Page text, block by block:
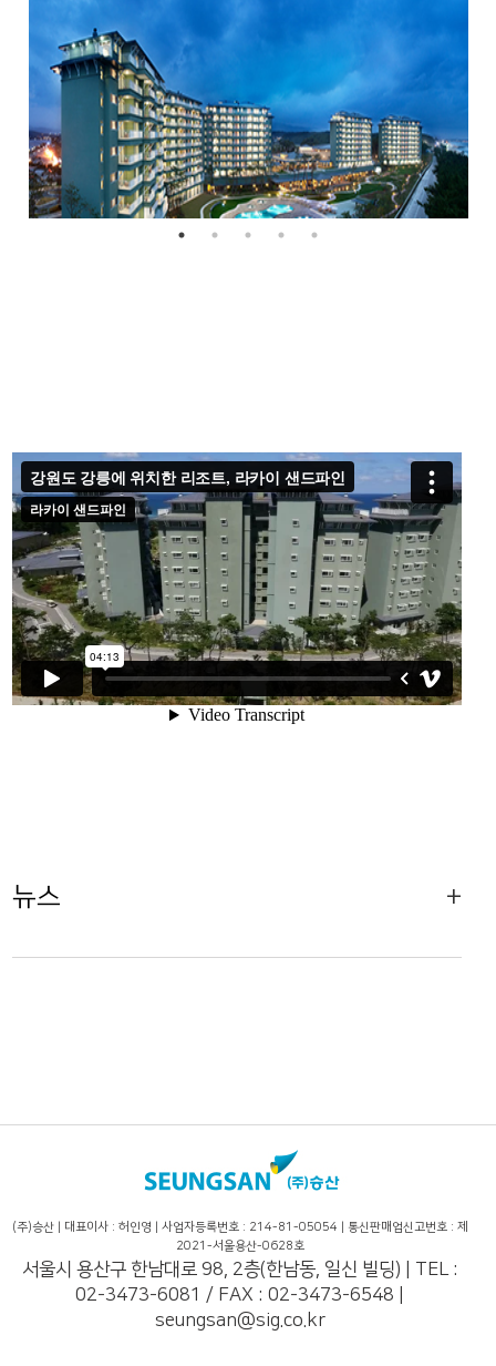
뉴스 +
(주)승산 | 대표이사 : 허인영 | 사업자등록번호 : 214-81-05054 | 통신판매업신고번호 : 제
2021-서울용산-0628호
서울시 용산구 한남대로 98, 2층(한남동, 일신 빌딩) | TEL :
02-3473-6081 / FAX : 02-3473-6548 |
seungsan@sig.co.kr